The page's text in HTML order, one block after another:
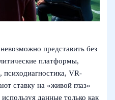
представить без
платформы,
психодиагностика, VR-
ставку на «живой глаз»
данные только как